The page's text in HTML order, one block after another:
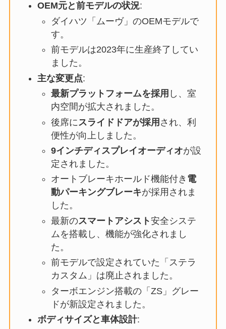
OEM元と前モデルの状況:
ダイハツ「ムーヴ」のOEMモデルで
す。
前モデルは2023年に生産終了してい
ました。
主な変更点:
最新プラットフォームを採用 し、室
内空間が拡大されました。
後席に スライドドアが採用 され、利
便性が向上しました。
9インチディスプレイオーディオが設
定されました。
オートブレーキホールド機能付き 電
動パーキングブレーキが採用されま
した。
最新のスマートアシスト安全システ
ムを搭載し、機能が強化されまし
た。
前モデルで設定されていた「ステラ
カスタム」は廃止されました。
ターボエンジン搭載の「ZS」グレー
ドが新設定されました。
ボディサイズと車体設計: